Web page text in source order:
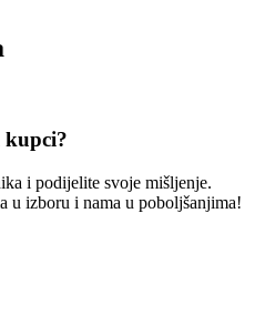
kupci?
i podijelite svoje mišljenje.
u izboru i nama u poboljšanjima!